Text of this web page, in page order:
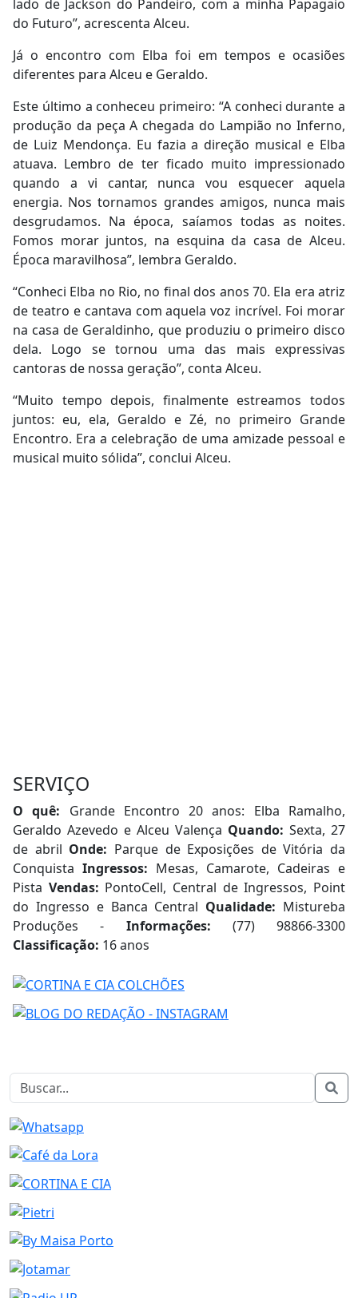
lado de Jackson do Pandeiro, com a minha Papagaio
do Futuro”, acrescenta Alceu.
Já o encontro com Elba foi em tempos e ocasiões
diferentes para Alceu e Geraldo.
Este último a conheceu primeiro: “A conheci durante a
produção da peça A chegada do Lampião no Inferno,
de Luiz Mendonça. Eu fazia a direção musical e Elba
atuava. Lembro de ter ficado muito impressionado
quando a vi cantar, nunca vou esquecer aquela
energia. Nos tornamos grandes amigos, nunca mais
desgrudamos. Na época, saíamos todas as noites.
Fomos morar juntos, na esquina da casa de Alceu.
Época maravilhosa”, lembra Geraldo.
“Conheci Elba no Rio, no final dos anos 70. Ela era atriz
de teatro e cantava com aquela voz incrível. Foi morar
na casa de Geraldinho, que produziu o primeiro disco
dela. Logo se tornou uma das mais expressivas
cantoras de nossa geração”, conta Alceu.
“Muito tempo depois, finalmente estreamos todos
juntos: eu, ela, Geraldo e Zé, no primeiro Grande
Encontro. Era a celebração de uma amizade pessoal e
musical muito sólida”, conclui Alceu.
SERVIÇO
O quê: Grande Encontro 20 anos: Elba Ramalho,
Geraldo Azevedo e Alceu Valença Quando: Sexta, 27
de abril Onde: Parque de Exposições de Vitória da
Conquista Ingressos: Mesas, Camarote, Cadeiras e
Pista Vendas: PontoCell, Central de Ingressos, Point
do Ingresso e Banca Central Qualidade: Mistureba
Produções - Informações: (77) 98866-3300
Classificação: 16 anos